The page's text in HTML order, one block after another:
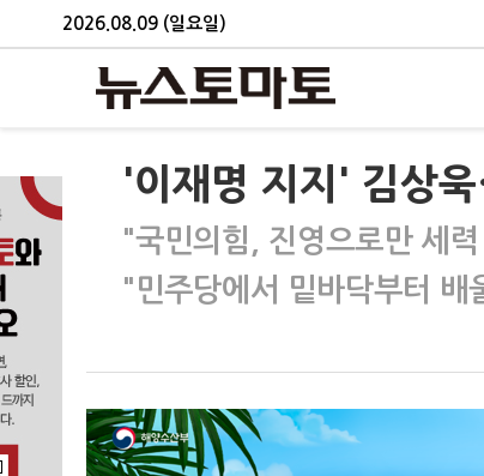
2026.08.09 (일요일)
'이재명 지지' 김상
"국민의힘, 진영으로만 세
"민주당에서 밑바닥부터 배